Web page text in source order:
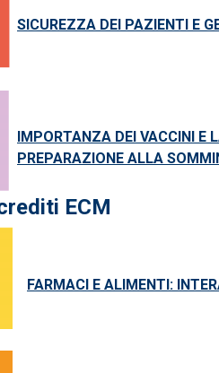
SICUREZZA DEI PAZIENTI E
IMPORTANZA DEI VACCINI E
PREPARAZIONE ALLA
ECM
FARMACI E ALIMENTI: